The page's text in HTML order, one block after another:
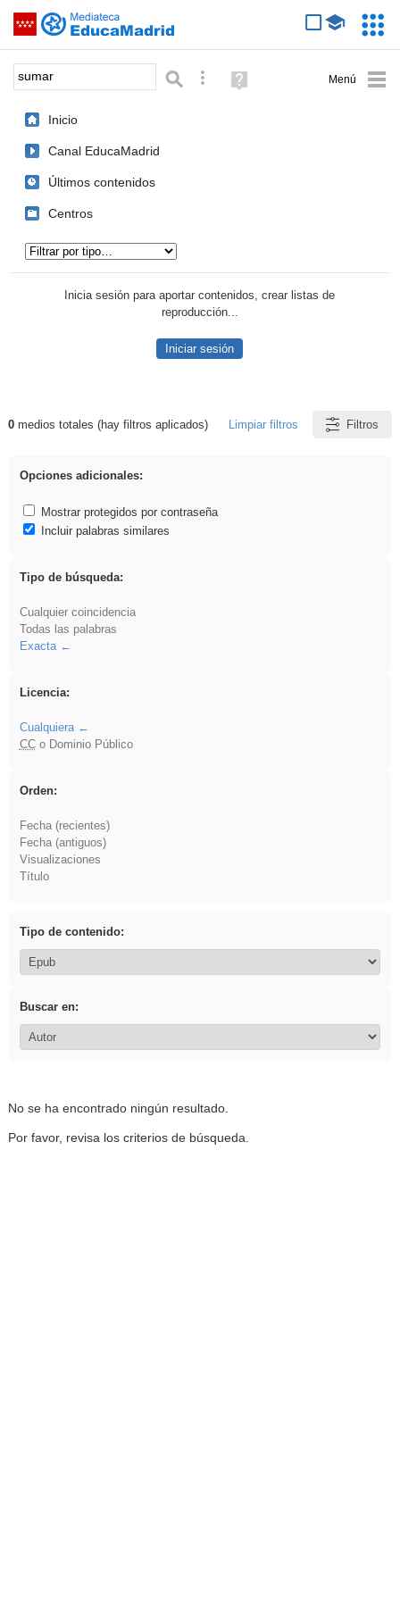
Saltar navegación
Palabra o frase: Búsqueda avanzada
Ayuda
(en
Inicio
Canal EducaMadrid
Últimos contenidos
Centros
Inicia sesión para aportar contenidos, crear listas de
reproducción...
Iniciar sesión
Resultados de: sumar
0medios totales (hay filtros aplicados) Limpiar filtros Filtros
Opciones adicionales:
Mostrar protegidos por contraseña
Incluir palabras similares
Tipo de búsqueda:
Cualquier coincidencia
Todas las palabras
Exacta
Licencia:
Cualquiera
CCo Dominio Público
Orden:
Fecha (recientes)
Fecha (antiguos)
Visualizaciones
Título
Tipo de contenido:
Buscar en:
No se ha encontrado ningún resultado.
Por favor, revisa los criterios de búsqueda.